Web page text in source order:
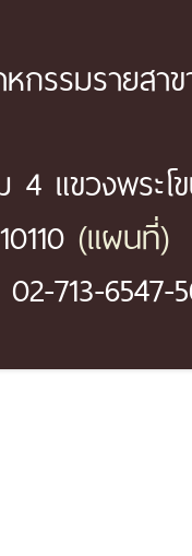
รรมรายสา
แขวงพระโ
(แผนที่)
713-6547-